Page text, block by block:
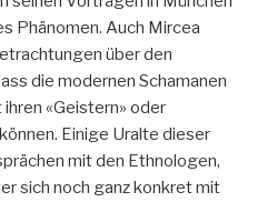
Phänomen. Auch Mircea
über den
die modernen Schamanen
«Geistern» oder
Einige Uralte dieser
mit den Ethnologen,
sich noch ganz konkret mit